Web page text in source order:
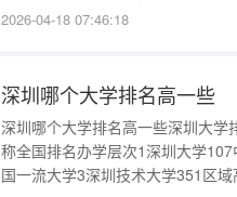
院，贺州学院，百色学院等院校均
的录取标准与
2026-04-18 07:46:18
深圳哪个大学排名高一些
深圳哪个大学排名高一些深圳大学
称全国排名办学层次1深圳大学
国一流大学3深圳技术大学351区